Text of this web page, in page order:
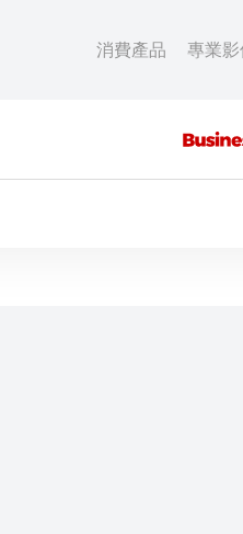
消費產品 專業